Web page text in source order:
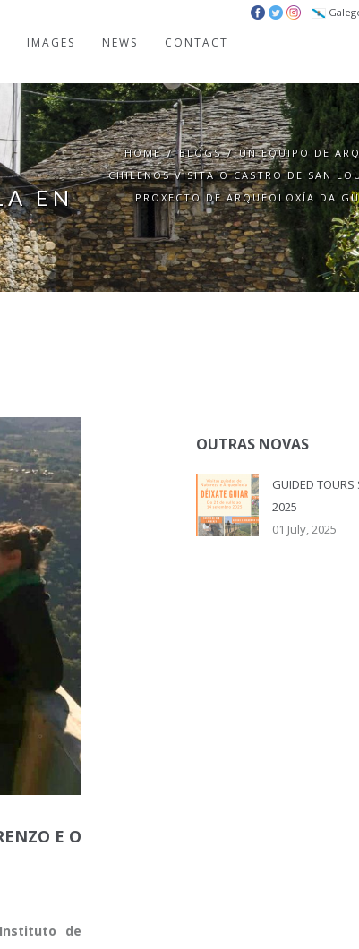
IMAGES NEWS CONTACT
EN
HOME / BLOGS / UN EQUIPO DE
CHILENOS VISITA O CASTRO DE SAN
PROXECTO DE ARQUEOLOXÍA DA
E O
de
OUTRAS NOVAS
GUIDED TOURS
2025
01 July, 2025